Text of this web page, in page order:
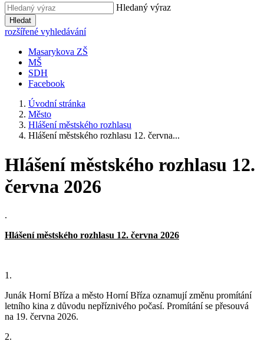
Hledaný výraz
Hledat
rozšířené vyhledávání
Masarykova ZŠ
MŠ
SDH
Facebook
Úvodní stránka
Město
Hlášení městského rozhlasu
Hlášení městského rozhlasu 12. června...
Hlášení městského rozhlasu 12.
června 2026
.
Hlášení městského rozhlasu 12. června 2026
1.
Junák Horní Bříza a město Horní Bříza oznamují změnu promítání
letního kina z důvodu nepříznivého počasí. Promítání se přesouvá
na 19. června 2026.
2.